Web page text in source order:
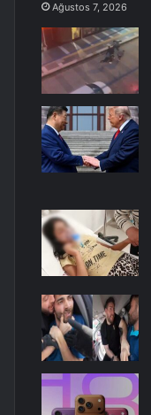
Ağustos 7, 2026